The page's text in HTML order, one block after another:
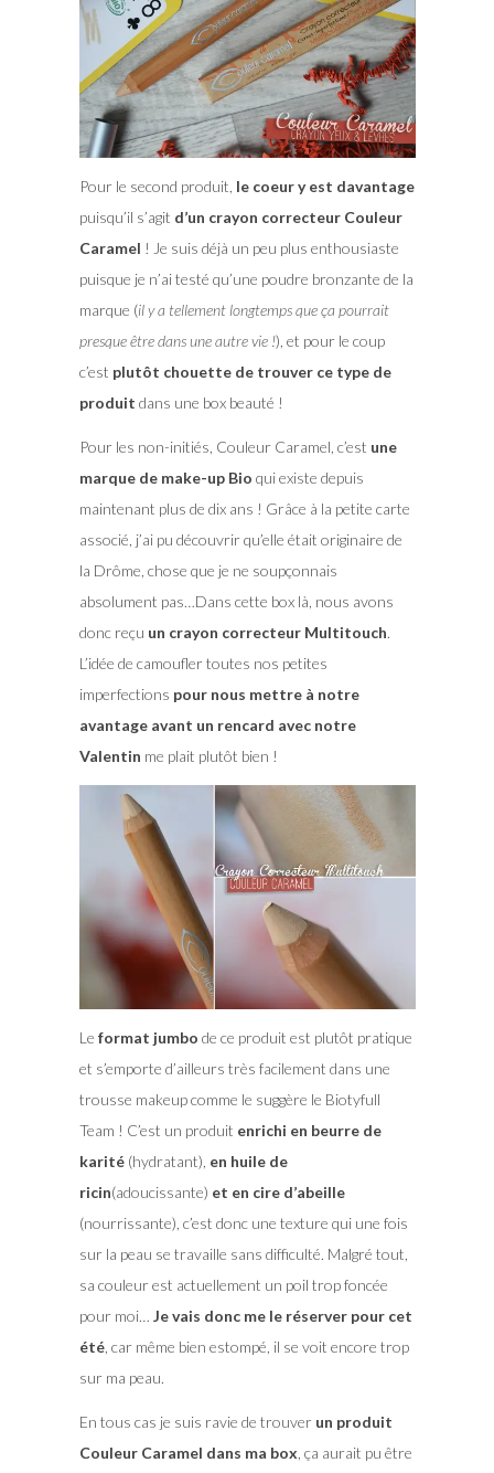
Pour le second produit, le coeur y est davantage
puisqu’il s’agit d’un crayon correcteur Couleur
Caramel ! Je suis déjà un peu plus enthousiaste
puisque je n’ai testé qu’une poudre bronzante de la
marque (il y a tellement longtemps que ça pourrait
presque être dans une autre vie !), et pour le coup
c’est plutôt chouette de trouver ce type de
produit dans une box beauté !
Pour les non-initiés, Couleur Caramel, c’est une
marque de make-up Bio qui existe depuis
maintenant plus de dix ans ! Grâce à la petite carte
associé, j’ai pu découvrir qu’elle était originaire de
la Drôme, chose que je ne soupçonnais
absolument pas…Dans cette box là, nous avons
donc reçu un crayon correcteur Multitouch.
L’idée de camoufler toutes nos petites
imperfections pour nous mettre à notre
avantage avant un rencard avec notre
Valentin me plait plutôt bien !
Le format jumbo de ce produit est plutôt pratique
et s’emporte d’ailleurs très facilement dans une
trousse makeup comme le suggère le Biotyfull
Team ! C’est un produit enrichi en beurre de
karité(hydratant), en huile de
ricin(adoucissante) et en cire d’abeille
(nourrissante), c’est donc une texture qui une fois
sur la peau se travaille sans difficulté. Malgré tout,
sa couleur est actuellement un poil trop foncée
pour moi… Je vais donc me le réserver pour cet
été, car même bien estompé, il se voit encore trop
sur ma peau.
En tous cas je suis ravie de trouverun produit
Couleur Caramel dans ma box , ça aurait pu être